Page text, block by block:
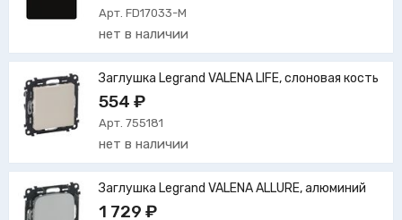
Арт. FD17033-M
нет в наличии
Заглушка Legrand VALENA LIFE, слоновая кость
554 ₽
Арт. 755181
нет в наличии
Заглушка Legrand VALENA ALLURE, алюминий
1 729 ₽